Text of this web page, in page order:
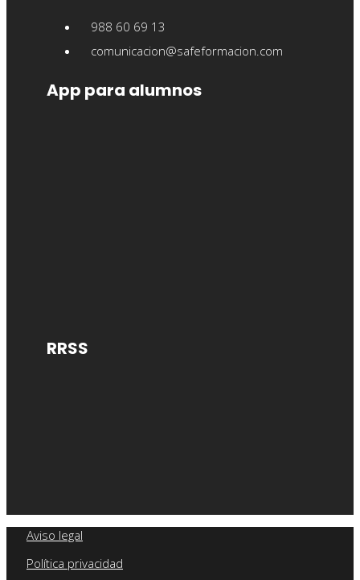
988 60 69 13
comunicacion@safeformacion.com
App para alumnos
RRSS
Aviso legal
Política privacidad